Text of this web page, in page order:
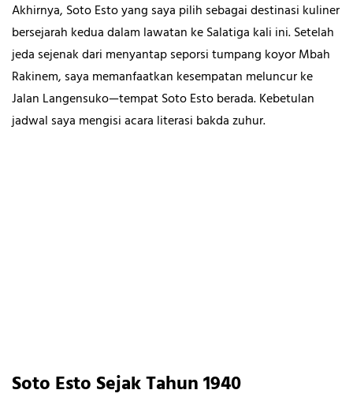
Akhirnya, Soto Esto yang saya pilih sebagai destinasi kuliner
bersejarah kedua dalam lawatan ke Salatiga kali ini. Setelah
jeda sejenak dari menyantap seporsi tumpang koyor Mbah
Rakinem, saya memanfaatkan kesempatan meluncur ke
Jalan Langensuko—tempat Soto Esto berada. Kebetulan
jadwal saya mengisi acara literasi bakda zuhur.
Soto Esto Sejak Tahun 1940